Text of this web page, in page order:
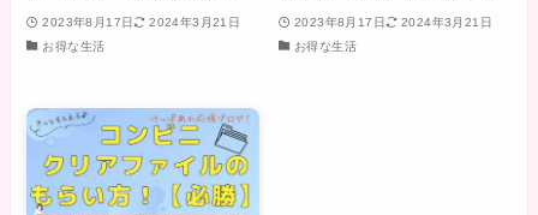
2023年8月17日
2024年3月21日
お得な生活
2023年8月17日
2024年3月21日
お得な生活